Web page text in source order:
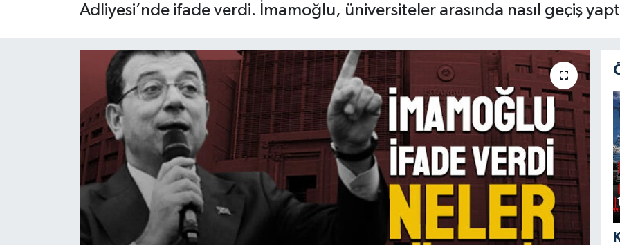
Adliyesi’nde ifade verdi. İmamoğlu, üniversiteler arasında nasıl geçiş